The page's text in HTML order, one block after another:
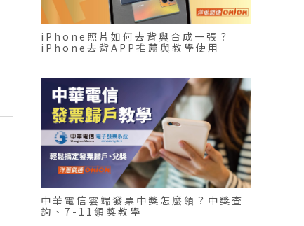
iPhone照片如何去背與合成一張？
iPhone去背APP推薦與教學使用
中華電信雲端發票中獎怎麼領？中獎查
詢、7-11領獎教學